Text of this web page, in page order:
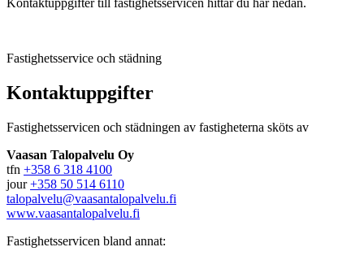
Kontaktuppgifter till fastighetsservicen hittar du här nedan.
Fastighetsservice och städning
Kontaktuppgifter
Fastighetsservicen och städningen av fastigheterna sköts av
Vaasan Talopalvelu Oy
tfn +358 6 318 4100
jour+358 50 514 6110
talopalvelu@vaasantalopalvelu.fi
www.vaasantalopalvelu.fi
Fastighetsservicen bland annat: